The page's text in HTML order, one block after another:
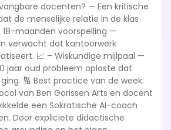
docenten? — Een kritische
de menselijke relatie in de klas
18-maanden voorspelling —
verwacht dat kantoorwerk
📈 – Wiskundige mijlpaal —
jaar oud probleem oploste dat
🔢 Best practice van de week:
van Ben Gorissen Arts en docent
een Sokratische AI-coach
Door expliciete didactische